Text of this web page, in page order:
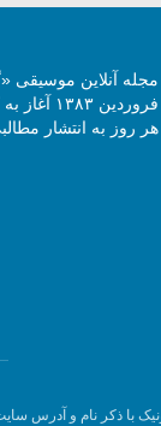
فروردین
هر روز به انتشار
با ذکر نام و آدرس